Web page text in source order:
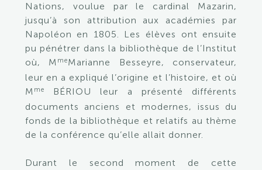
Nations, voulue par le cardinal Mazarin,
jusqu’à son attribution aux académies par
Napoléon en 1805. Les élèves ont ensuite
pu pénétrer dans la bibliothèque de l’Institut
où, M meMarianne Besseyre, conservateur,
leur en a expliqué l’origine et l’histoire, et où
M me
BÉRIOU leur a présenté différents
documents anciens et modernes, issus du
fonds de la bibliothèque et relatifs au thème
de la conférence qu’elle allait donner.
Durant le second moment de cette